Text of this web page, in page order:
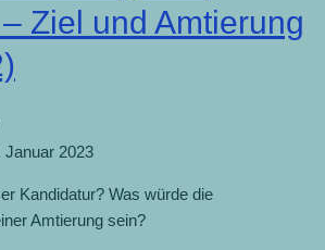
Ziel und Amtierung
Januar 2023
Kandidatur? Was würde die
Amtierung sein?